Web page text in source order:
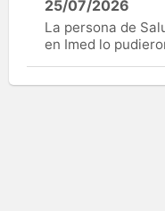
25/07/2026
La persona de
en Imed lo